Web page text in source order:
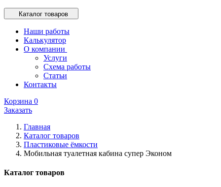
Каталог товаров
Наши работы
Калькулятор
О компании
Услуги
Схема работы
Статьи
Контакты
Корзина 0
Заказать
Главная
Каталог товаров
Пластиковые ёмкости
Мобильная туалетная кабина супер Эконом
Каталог товаров